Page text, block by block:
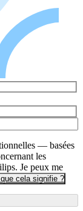
— basées
les
Je peux me
cela signifie ?